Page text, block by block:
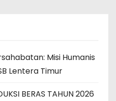
Misi Humanis
Lentera Timur
BERAS TAHUN 2026